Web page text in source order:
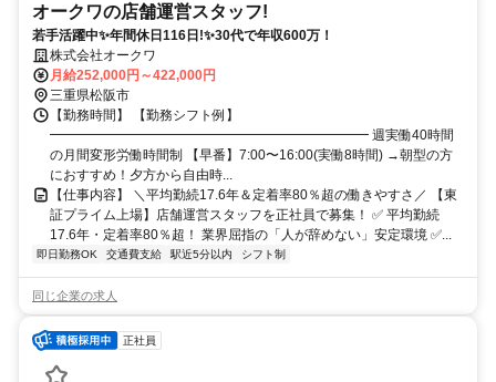
オークワの店舗運営スタッフ!
若手活躍中✨年間休日116日!✨30代で年収600万！
株式会社オークワ
月給252,000円～422,000円
三重県松阪市
【勤務時間】 【勤務シフト例】
━━━━━━━━━━━━━━━━━━━━━━━━ 週実働40時間
の月間変形労働時間制 【早番】7:00〜16:00(実働8時間) →朝型の方
におすすめ！夕方から自由時...
【仕事内容】 ＼平均勤続17.6年＆定着率80％超の働きやすさ／ 【東
証プライム上場】店舗運営スタッフを正社員で募集！ ✅ 平均勤続
17.6年・定着率80％超！ 業界屈指の「人が辞めない」安定環境 ✅...
即日勤務OK 交通費支給 駅近5分以内 シフト制
同じ企業の求人
正社員